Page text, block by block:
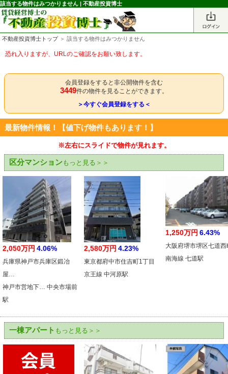
該当する物件はみつかりません | 不動産投資博士
不動産投資博士トップ＞ 該当する物件はみつかりません
恐れ入りますが、URLのご確認をお願い致します。
会員登録をすると非公開物件を含む
3449件の物件を見ることができます。
＞今すぐ会員登録をする＜
最新物件情報！【値下げ物件もあります！】
※左右にスライドで物件が見れます。
区分マンションもっと見る＞＞
2,050万円 4.06%
兵庫県神戸市兵庫区鍛冶
屋…
神戸市営地下… 中央市場前
駅
2,580万円 4.23%
東京都府中市住吉町1丁目
京王線 中河原駅
1,250万円 6.43%
大阪府堺市堺区七道西
南海線 七道駅
一棟アパート もっと見る＞＞